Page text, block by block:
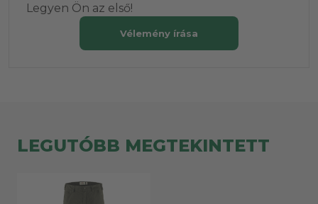
Legyen Ön az első!
Vélemény írása
LEGUTÓBB MEGTEKINTETT